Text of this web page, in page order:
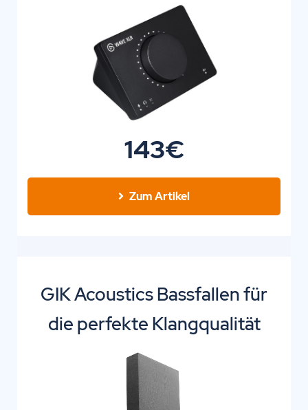
143€
Zum Artikel
GIK Acoustics Bassfallen für
die perfekte Klangqualität